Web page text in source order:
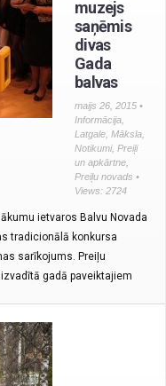
muzejs
saņēmis
divas
Gada
balvas
maijs 26, 2015 •
Informācija
Latgale Māksla
Notikumi, Preiļi
un apkārtne
Preiļu novads •
Views: 2724
ietvaros Balvu Novada
tradicionālā konkursa
sarīkojums. Preiļu
gadā paveiktajiem